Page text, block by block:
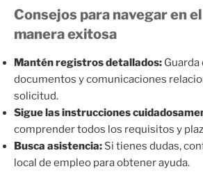
Consejos para navegar en
manera exitosa
Mantén registros detallados:Guarda
documentos y comunicaciones
solicitud.
Sigue las instrucciones
comprender todos los requisitos y
Busca asistencia:Si tienes dudas,
local de empleo para obtener ayuda.